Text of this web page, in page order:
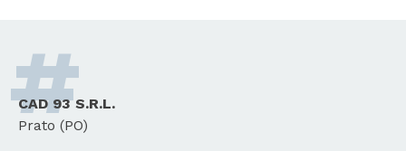
#
CAD 93 S.R.L.
Prato (PO)